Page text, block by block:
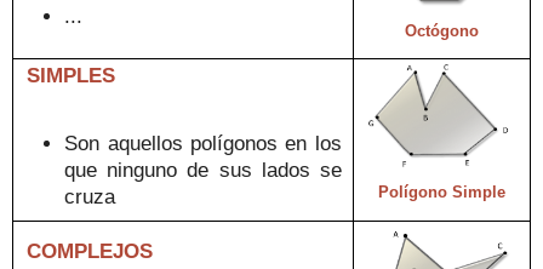
...
Octógono
SIMPLES
Son aquellos polígonos en los
que ninguno de sus lados se
cruza
Polígono Simple
COMPLEJOS